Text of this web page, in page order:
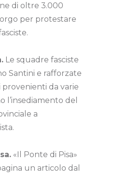
di oltre 3.000
per protestare
Le squadre fasciste
Santini e rafforzate
provenienti da varie
l’insediamento del
a
«Il Ponte di Pisa»
un articolo dal